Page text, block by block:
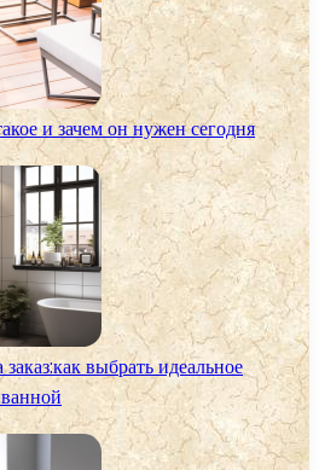
и зачем он нужен сегодня
выбрать идеальное